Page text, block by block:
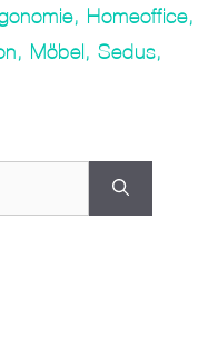
, Homeoffice,
, Möbel , Sedus,